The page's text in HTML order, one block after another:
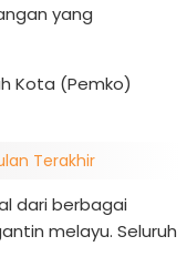
yang
Kota (Pemko)
Terakhir
dari berbagai
melayu. Seluruh